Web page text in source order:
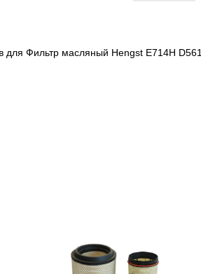
для Фильтр масляный Hengst E714H D561